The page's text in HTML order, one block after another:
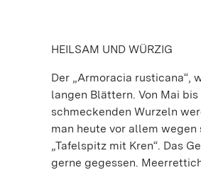
HEILSAM UND WÜRZIG
Der „Armoracia rusticana“,
langen Blättern. Von Mai
schmeckenden Wurzeln
man heute vor allem
„Tafelspitz mit Kren“. Das
gerne gegessen.